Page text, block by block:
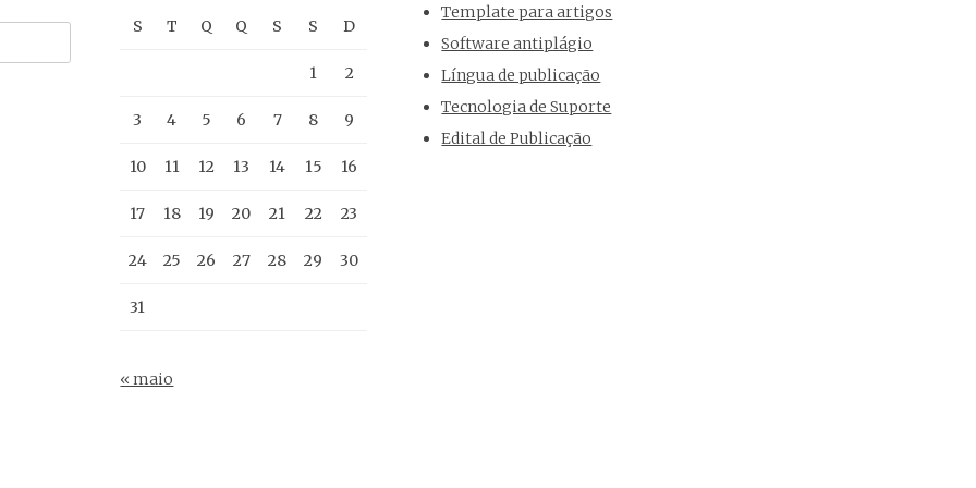
S T Q Q S S D
1 2
3 4 5 6 7 8 9
10 11 12 13 14 15 16
17 18 19 20 21 22 23
24 25 26 27 28 29 30
31
« maio
Template para artigos
Software antiplágio
Língua de publicação
Tecnologia de Suporte
Edital de Publicação